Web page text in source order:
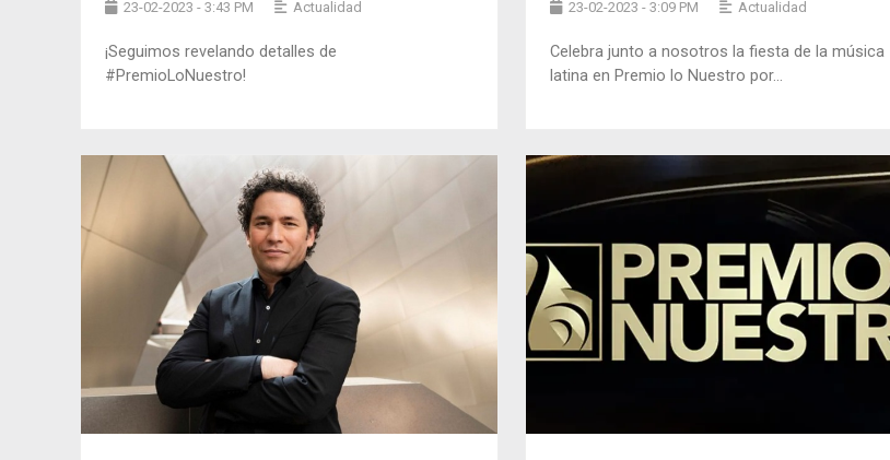
23-02-2023 - 3:43 PM Actualidad
¡Seguimos revelando detalles de
#PremioLoNuestro!
23-02-2023 - 3:09 PM Actualidad
Celebra junto a nosotros la fiesta de la música
latina en Premio lo Nuestro por...